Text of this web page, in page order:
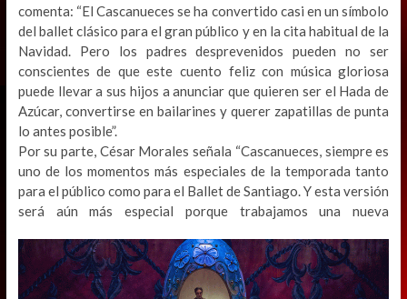
comenta: “El Cascanueces se ha convertido casi en un símbolo
del ballet clásico para el gran público y en la cita habitual de la
Navidad. Pero los padres desprevenidos pueden no ser
conscientes de que este cuento feliz con música gloriosa
puede llevar a sus hijos a anunciar que quieren ser el Hada de
Azúcar, convertirse en bailarines y querer zapatillas de punta
lo antes posible”.
Por su parte, César Morales señala “Cascanueces, siempre es
uno de los momentos más especiales de la temporada tanto
para el público como para el Ballet de Santiago. Y esta versión
será aún más especial porque trabajamos unanueva